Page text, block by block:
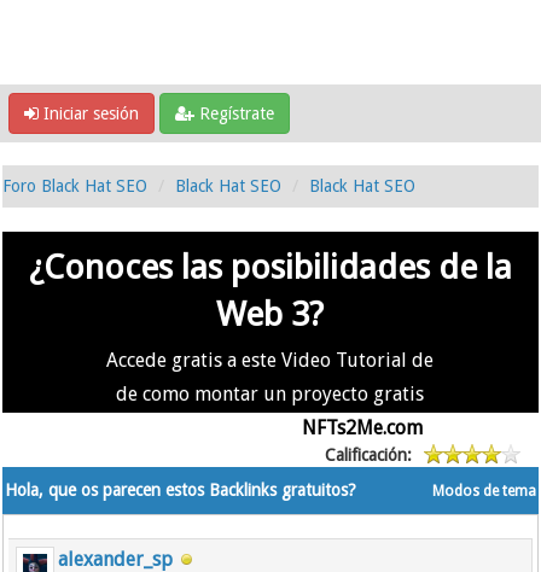
Iniciar sesión Regístrate
Foro Black Hat SEO Black Hat SEO Black Hat SEO
¿Conoces las posibilidades de la
Web 3?
Accede gratis a este Video Tutorial de
de como montar un proyecto gratis
NFTs2Me.com
Calificación:
Modos de tema
Hola, que os parecen estos Backlinks gratuitos?
alexander_sp